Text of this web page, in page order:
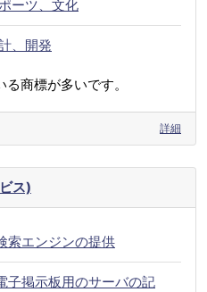
ーツ、文化
、開発
商標が多いです。
詳細
ス)
索エンジンの提供
子掲示板用のサーバの記